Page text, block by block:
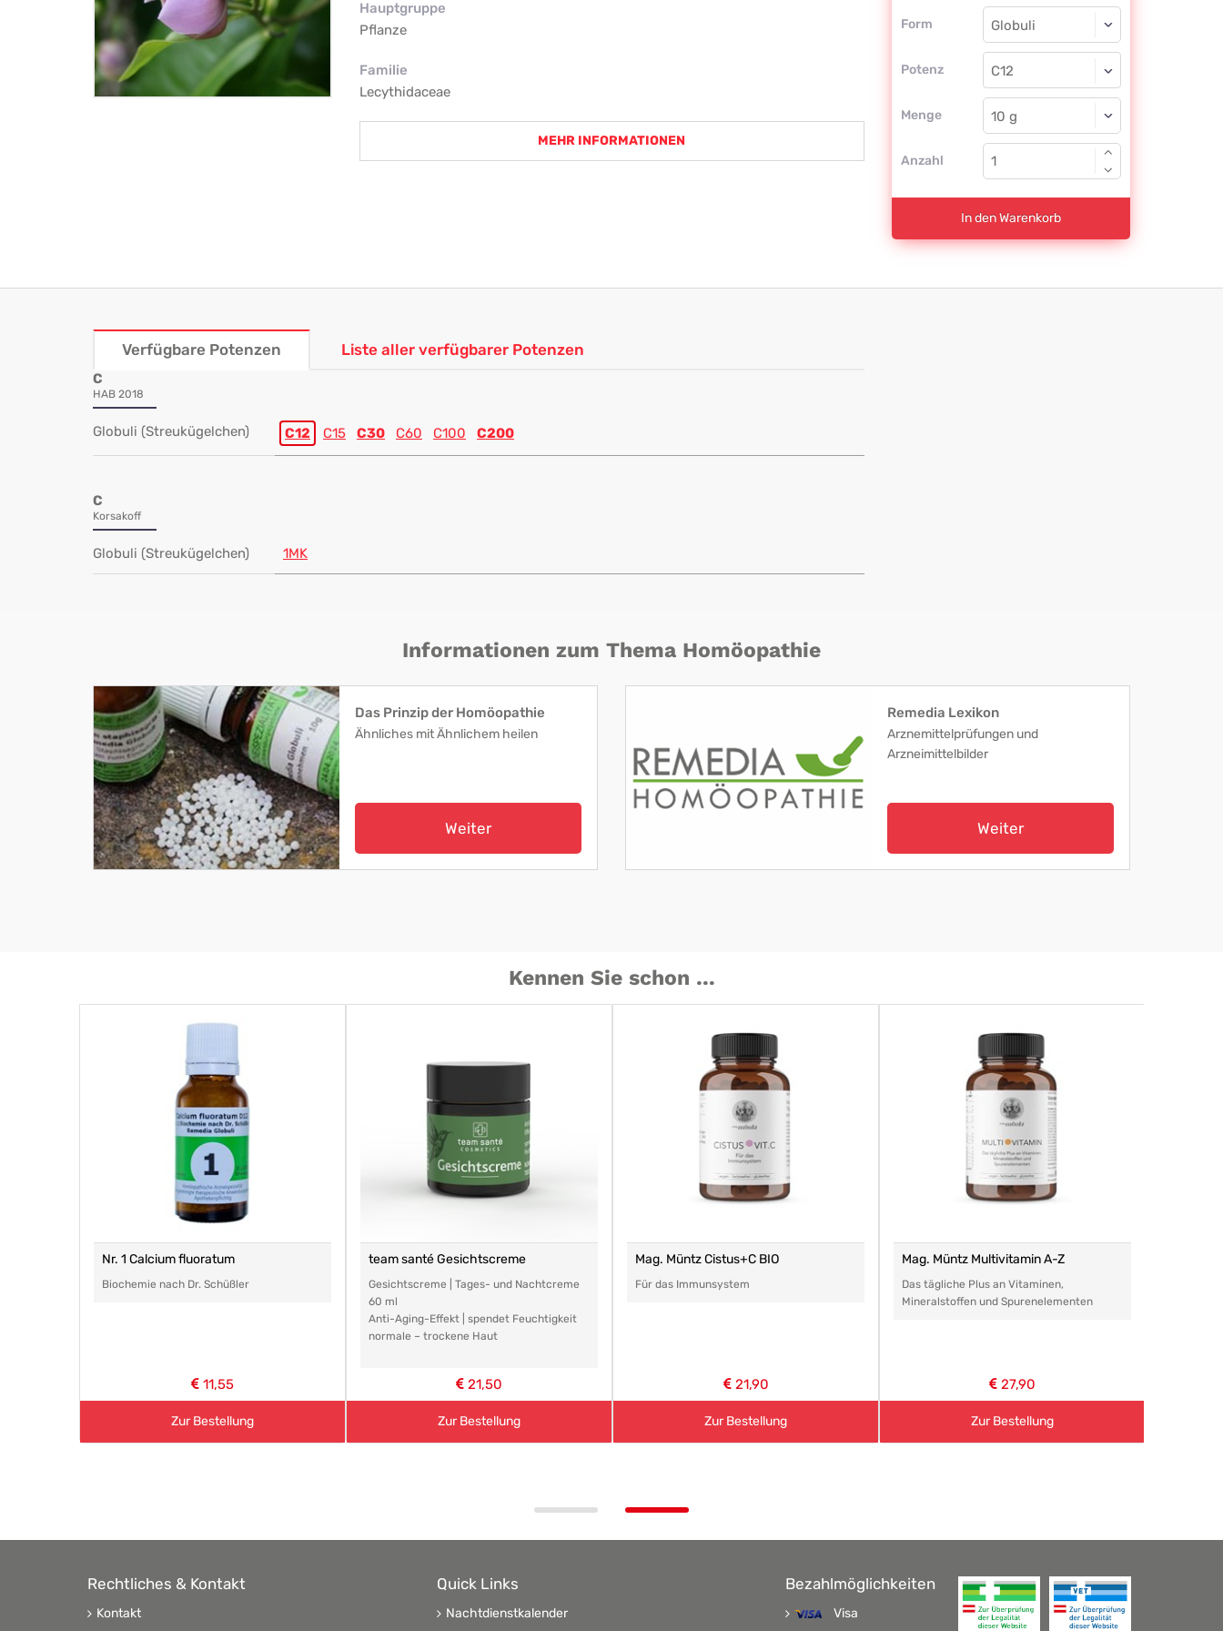
Hauptgruppe
Pflanze
Familie
Lecythidaceae
MEHR INFORMATIONEN
Form
Form
Potenz
Globuli
C12
Menge
Globuli
Anzahl
In den Warenkorb
Verfügbare Potenzen Liste aller verfügbarer Potenzen
C
HAB 2018
Globuli (Streukügelchen) C12 C15 C30 C60 C100 C200
C
Korsakoff
Globuli (Streukügelchen) 1MK
Informationen zum Thema Homöopathie
Das Prinzip der Homöopathie
Ähnliches mit Ähnlichem heilen
Weiter
Remedia Lexikon
Arznemittelprüfungen und
Arzneimittelbilder
Weiter
Kennen Sie schon ...
Nr. 1 Calcium fluoratum
Biochemie nach Dr. Schüßler
11,55
Zur Bestellung
team santé Gesichtscreme
Gesichtscreme | Tages- und Nachtcreme
60 ml
Anti-Aging-Effekt | spendet Feuchtigkeit
normale – trockene Haut
21,50
Zur Bestellung
Mag. Müntz Cistus+C BIO
Für das Immunsystem
21,90
Zur Bestellung
Mag. Müntz Multivitamin A-Z
Das tägliche Plus an Vitaminen,
Mineralstoffen und Spurenelementen
27,90
Zur Bestellung
Rechtliches & Kontakt
Kontakt
Quick Links
Nachtdienstkalender
Bezahlmöglichkeiten
Visa